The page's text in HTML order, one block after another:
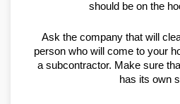
should be on the
Ask the company that will
person who will come to your
a subcontractor. Make sure
has its own